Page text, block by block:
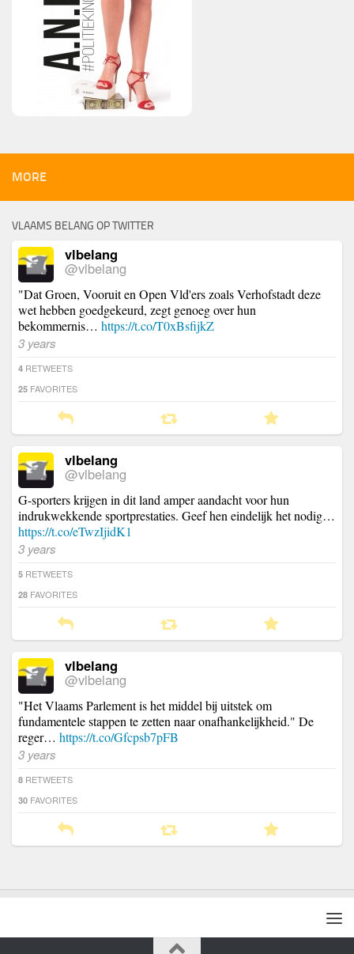
MORE
VLAAMS BELANG OP TWITTER
vlbelang
@vlbelang
"Dat Groen, Vooruit en Open Vld'ers zoals Verhofstadt deze
wet hebben goedgekeurd, zegt genoeg over hun
bekommernis… https://t.co/T0xBsfijkZ
3 years
4 RETWEETS
25 FAVORITES
vlbelang
@vlbelang
G-sporters krijgen in dit land amper aandacht voor hun
indrukwekkende sportprestaties. Geef hen eindelijk het nodig…
https://t.co/eTwzIjidK1
3 years
5 RETWEETS
28 FAVORITES
vlbelang
@vlbelang
"Het Vlaams Parlement is het middel bij uitstek om
fundamentele stappen te zetten naar onafhankelijkheid." De
reger… https://t.co/Gfcpsb7pFB
3 years
8 RETWEETS
30 FAVORITES